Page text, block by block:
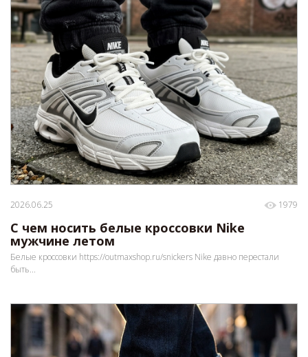
2026.06.25 1979
С чем носить белые кроссовки Nike
мужчине летом
Белые кроссовки https://outmaxshop.ru/snickers Nike давно перестали
быть...